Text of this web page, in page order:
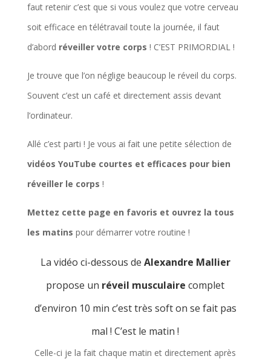
faut retenir c’est que si vous voulez que votre cerveau
soit efficace en télétravail toute la journée, il faut
d’abord réveiller votre corps ! C’EST PRIMORDIAL !
Je trouve que l’on néglige beaucoup le réveil du corps.
Souvent c’est un café et directement assis devant
l’ordinateur.
Allé c’est parti ! Je vous ai fait une petite sélection de
vidéos YouTube courtes et efficaces pour bien
réveiller le corps !
Mettez cette page en favoris et ouvrez la tous
les matins pour démarrer votre routine !
La vidéo ci-dessous de Alexandre Mallier
propose un réveil musculaire complet
d’environ 10 min c’est très soft on se fait pas
mal ! C’est le matin !
Celle-ci je la fait chaque matin et directement après